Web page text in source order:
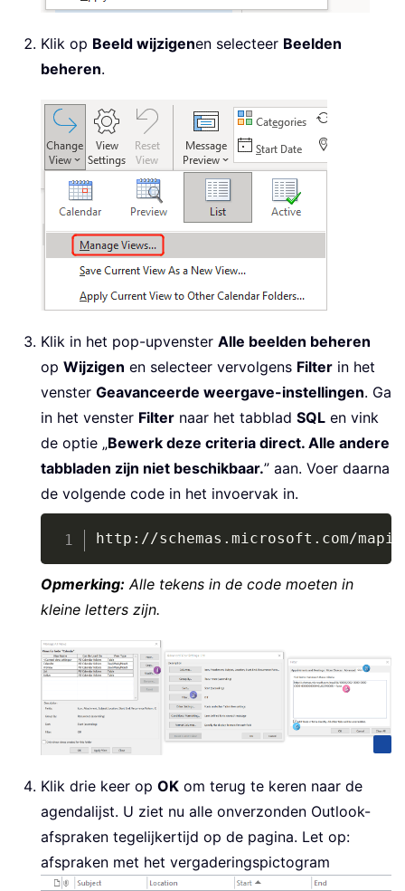
Klik op Beeld wijzigenen selecteer Beelden
beheren.
Klik in het pop-upvenster Alle beelden beheren
op Wijzigen en selecteer vervolgens Filter in het
venster Geavanceerde weergave-instellingen. Ga
in het venster Filter naar het tabblad SQL en vink
de optie „Bewerk deze criteria direct. Alle andere
tabbladen zijn niet beschikbaar.” aan. Voer daarna
de volgende code in het invoervak in.
http : //schemas . microsoft . com/mapi
Copy
Opmerking: Alle tekens in de code moeten in
kleine letters zijn.
Klik drie keer op OK om terug te keren naar de
agendalijst. U ziet nu alle onverzonden Outlook-
afspraken tegelijkertijd op de pagina. Let op:
afspraken met het vergaderingspictogram